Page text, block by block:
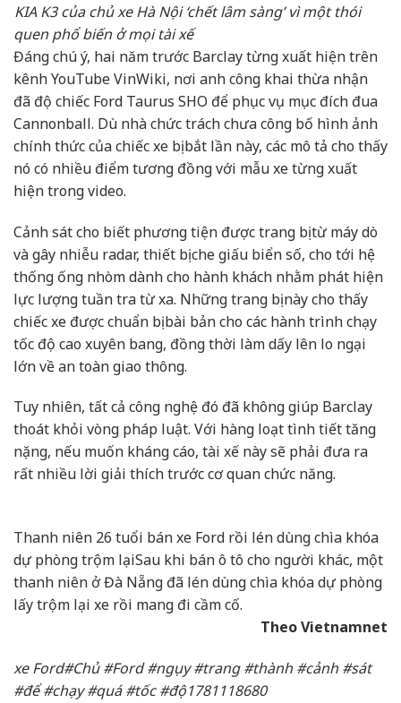
KIA K3 của chủ xe Hà Nội ‘chết lâm sàng’ vì một thói
quen phổ biến ở mọi tài xế
Đáng chú ý, hai năm trước Barclay từng xuất hiện trên
kênh YouTube VinWiki, nơi anh công khai thừa nhận
đã độ chiếc Ford Taurus SHO để phục vụ mục đích đua
Cannonball. Dù nhà chức trách chưa công bố hình ảnh
chính thức của chiếc xe bị bắt lần này, các mô tả cho thấy
nó có nhiều điểm tương đồng với mẫu xe từng xuất
hiện trong video.
Cảnh sát cho biết phương tiện được trang bị từ máy dò
và gây nhiễu radar, thiết bị che giấu biển số, cho tới hệ
thống ống nhòm dành cho hành khách nhằm phát hiện
lực lượng tuần tra từ xa. Những trang bị này cho thấy
chiếc xe được chuẩn bị bài bản cho các hành trình chạy
tốc độ cao xuyên bang, đồng thời làm dấy lên lo ngại
lớn về an toàn giao thông.
Tuy nhiên, tất cả công nghệ đó đã không giúp Barclay
thoát khỏi vòng pháp luật. Với hàng loạt tình tiết tăng
nặng, nếu muốn kháng cáo, tài xế này sẽ phải đưa ra
rất nhiều lời giải thích trước cơ quan chức năng.
Thanh niên 26 tuổi bán xe Ford rồi lén dùng chìa khóa
dự phòng trộm lạiSau khi bán ô tô cho người khác, một
thanh niên ở Đà Nẵng đã lén dùng chìa khóa dự phòng
lấy trộm lại xe rồi mang đi cầm cố.
Theo Vietnamnet
xe Ford#Chủ #Ford #ngụy #trang #thành #cảnh #sát
#để #chạy #quá #tốc #độ1781118680